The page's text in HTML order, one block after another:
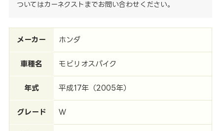
ついてはカーネクストまでお問い合わせください。
メーカー ホンダ
車種名 モビリオスパイク
年式 平成17年（2005年）
グレード Ｗ